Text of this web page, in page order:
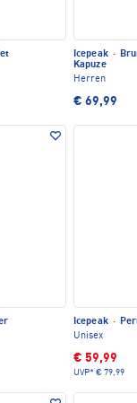
Icepeak ·
Kapuze
Herren
€ 69,99
Icepeak ·
Unisex
€ 59,99
UVP* € 79,99